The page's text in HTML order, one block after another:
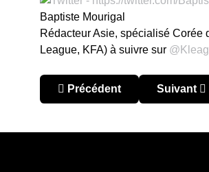
Baptiste Mourigal
Rédacteur Asie, spécialisé Corée
League, KFA) à suivre sur
Article précédent : Corée du
Précédent Article
Suivant